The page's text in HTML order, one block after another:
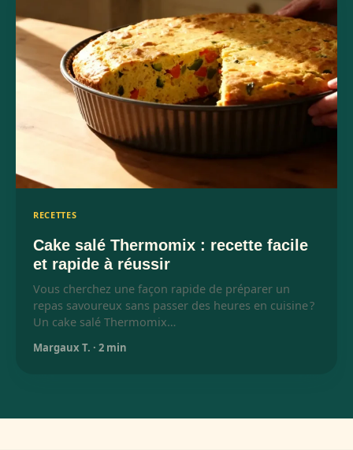
RECETTES
Cake salé Thermomix : recette facile
et rapide à réussir
Vous cherchez une façon rapide de préparer un
repas savoureux sans passer des heures en cuisine ?
Un cake salé Thermomix…
Margaux T. · 2 min